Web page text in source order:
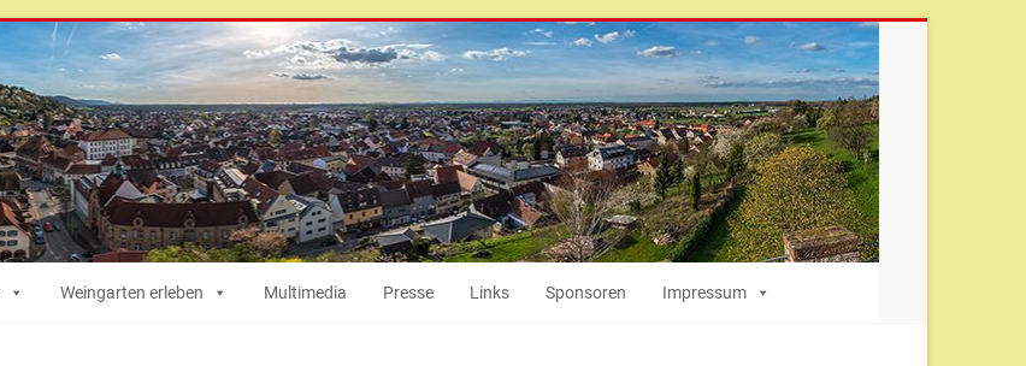
Weingarten erleben Multimedia Presse Links Sponsoren Impressum